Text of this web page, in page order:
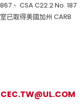
、 CSA C22.2 No. 187
已取得美國加州 CARB
CEC.TW@UL.COM